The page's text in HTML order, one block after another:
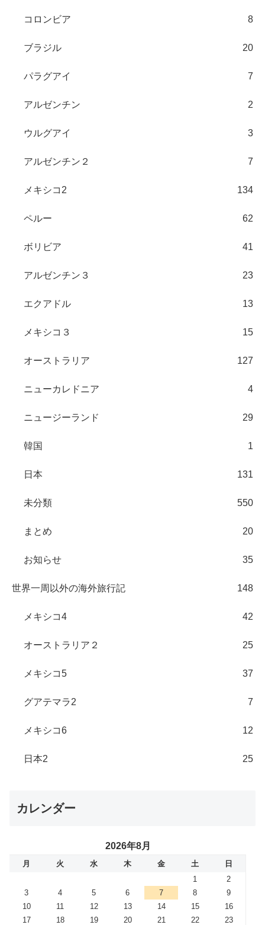
コロンビア 8
ブラジル 20
パラグアイ 7
アルゼンチン 2
ウルグアイ 3
アルゼンチン２ 7
メキシコ2 134
ペルー 62
ボリビア 41
アルゼンチン３ 23
エクアドル 13
メキシコ３ 15
オーストラリア 127
ニューカレドニア 4
ニュージーランド 29
韓国 1
日本 131
未分類 550
まとめ 20
お知らせ 35
世界一周以外の海外旅行記 148
メキシコ4 42
オーストラリア２ 25
メキシコ5 37
グアテマラ2 7
メキシコ6 12
日本2 25
カレンダー
2026年8月
月 火 水 木 金 土
日
1
2
3
4 5 6 7 8
9
10
11 12 13 14 15
16
17
18 19 20 21 22 23